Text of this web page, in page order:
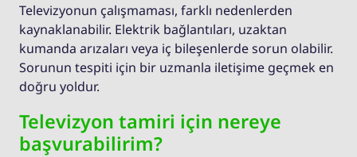
Televizyonun çalışmaması, farklı nedenlerden
kaynaklanabilir. Elektrik bağlantıları, uzaktan
kumanda arızaları veya iç bileşenlerde sorun olabilir.
Sorunun tespiti için bir uzmanla iletişime geçmek en
doğru yoldur.
Televizyon tamiri için nereye
başvurabilirim?